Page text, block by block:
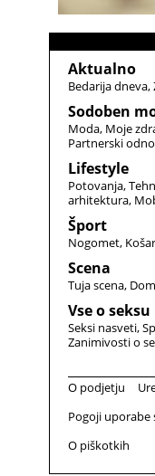
Aktualno
Bedarija dneva
Sodoben
Moda Moje
Partnerski
Lifestyle
Potovanja
arhitektura
Šport
Nogomet
Scena
Tuja scena
Vse o seksu
Seksi nasveti
Zanimivosti o
O podjetju
Pogoji uporabe
O piškotkih